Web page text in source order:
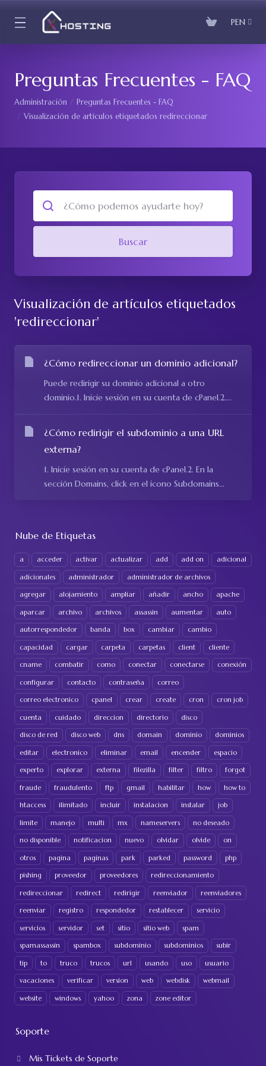
PEN
Preguntas Frecuentes - FAQ
Administración
Preguntas Frecuentes - FAQ
Visualización de artículos etiquetados redireccionar
Nube de Etiquetas
a acceder activar actualizar add add on adicional
adicionales administrador administrador de archivos
agregar alojamiento ampliar añadir ancho apache
aparcar archivo archivos assassin aumentar auto
autorrespondedor banda box cambiar cambio
capacidad cargar carpeta carpetas client cliente
cname combatir como conectar conectarse conexión
configurar contacto contraseña correo
correo electronico cpanel crear create cron cron job
cuenta cuidado direccion directorio disco
disco de red disco web dns domain dominio dominios
editar electronico eliminar email encender espacio
experto explorar externa filezilla filter filtro forgot
fraude fraudulento ftp gmail habilitar how how to
htaccess ilimitado incluir instalacion instalar job
limite manejo multi mx nameservers no deseado
no disponible notificacion nuevo olvidar olvide on
otros pagina paginas park parked password php
pishing proveedor proveedores redireccionamiento
redireccionar redirect redirigir reenviador reenviadores
reenviar registro respondedor restablecer servicio
servicios servidor set sitio sitio web spam
spamassassin spambox subdominio subdominios subir
tip to truco trucos url usando uso usuario
vacaciones verificar version web webdisk webmail
website windows yahoo zona zone editor
Soporte
Mis Tickets de Soporte
Buscar
Visualización de artículos etiquetados
'redireccionar'
¿Cómo redireccionar un dominio adicional?
Puede redirigir su dominio adicional a otro
dominio.1. Inicie sesión en su cuenta de cPanel.2....
¿Cómo redirigir el subdominio a una URL
externa?
1. Inicie sesión en su cuenta de cPanel.2. En la
sección Domains, click en el icono Subdomains...